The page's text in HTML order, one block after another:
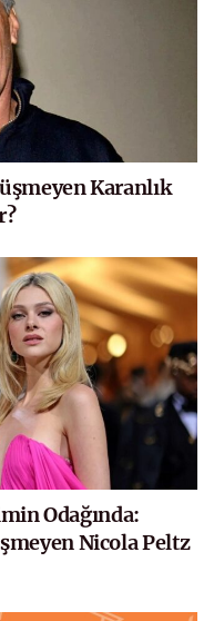
Karanlık
Odağında:
Nicola Peltz